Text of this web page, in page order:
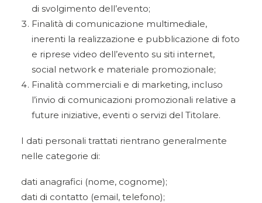
di svolgimento dell’evento;
Finalità di comunicazione multimediale,
inerenti la realizzazione e pubblicazione di foto
e riprese video dell’evento su siti internet,
social network e materiale promozionale;
Finalità commerciali e di marketing, incluso
l’invio di comunicazioni promozionali relative a
future iniziative, eventi o servizi del Titolare.
I dati personali trattati rientrano generalmente
nelle categorie di:
dati anagrafici (nome, cognome);
dati di contatto (email, telefono);